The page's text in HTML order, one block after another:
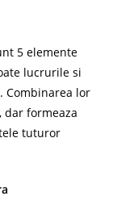
5 elemente
lucrurile si
Combinarea lor
dar formeaza
tuturor